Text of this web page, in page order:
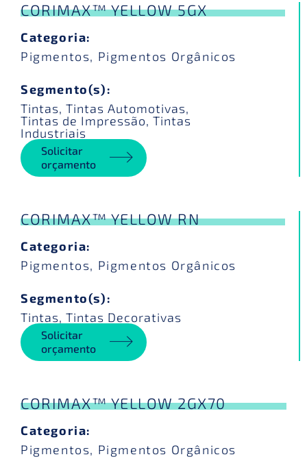
CORIMAX™ YELLOW 5GX
Categoria:
Pigmentos, Pigmentos Orgânicos
Segmento(s):
Tintas, Tintas Automotivas,
Tintas de Impressão, Tintas
Industriais
Solicitar
orçamento
CORIMAX™ YELLOW RN
Categoria:
Pigmentos, Pigmentos Orgânicos
Segmento(s):
Tintas, Tintas Decorativas
Solicitar
orçamento
CORIMAX™ YELLOW 2GX70
Categoria:
Pigmentos, Pigmentos Orgânicos